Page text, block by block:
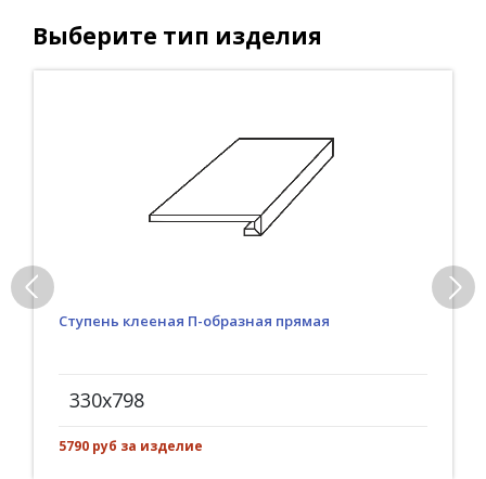
Выберите тип изделия
Ступень клееная П-образная прямая
330x798
5790 руб за изделие